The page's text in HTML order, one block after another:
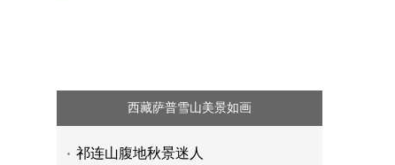
西藏萨普雪山美景如画
祁连山腹地秋景迷人